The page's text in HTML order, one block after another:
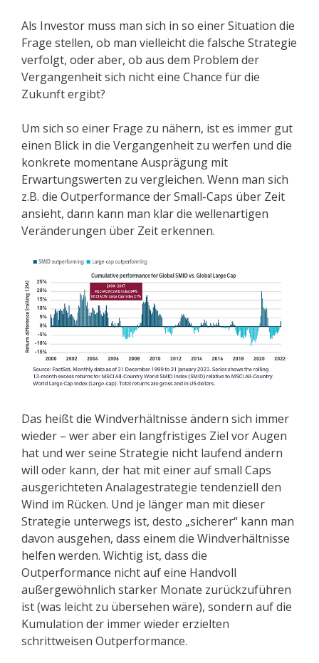
Als Investor muss man sich in so einer Situation die
Frage stellen, ob man vielleicht die falsche Strategie
verfolgt, oder aber, ob aus dem Problem der
Vergangenheit sich nicht eine Chance für die
Zukunft ergibt?
Um sich so einer Frage zu nähern, ist es immer gut
einen Blick in die Vergangenheit zu werfen und die
konkrete momentane Ausprägung mit
Erwartungswerten zu vergleichen. Wenn man sich
z.B. die Outperformance der Small-Caps über Zeit
ansieht, dann kann man klar die wellenartigen
Veränderungen über Zeit erkennen.
Das heißt die Windverhältnisse ändern sich immer
wieder – wer aber ein langfristiges Ziel vor Augen
hat und wer seine Strategie nicht laufend ändern
will oder kann, der hat mit einer auf small Caps
ausgerichteten Analagestrategie tendenziell den
Wind im Rücken. Und je länger man mit dieser
Strategie unterwegs ist, desto „sicherer“ kann man
davon ausgehen, dass einem die Windverhältnisse
helfen werden. Wichtig ist, dass die
Outperformance nicht auf eine Handvoll
außergewöhnlich starker Monate zurückzuführen
ist (was leicht zu übersehen wäre), sondern auf die
Kumulation der immer wieder erzielten
schrittweisen Outperformance.